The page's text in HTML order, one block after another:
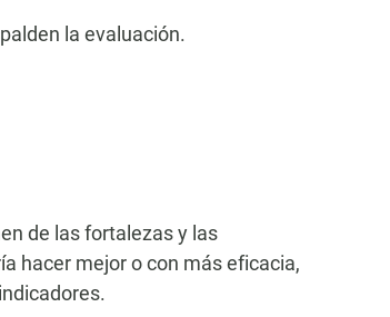
la evaluación.
de las fortalezas y las
hacer mejor o con más eficacia,